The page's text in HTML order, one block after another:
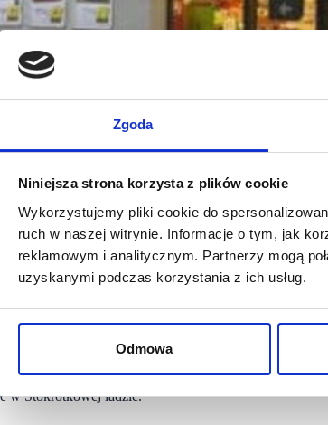
Zgoda
Niniejsza strona korzysta z plików cookie
Wykorzystujemy pliki cookie do
ruch w naszej witrynie. Informacje o tym, jak
reklamowym i analitycznym. Partnerzy mogą
uzyskanymi podczas korzystania z ich usług.
Odmowa
tradycyjnej lady z własnymi opakowaniami.
wprowadziła możliwość zapakowania
przynoszonych przez klientów. Jest to
zmniejszenia ilości wytwarzanych
ladą udostępniła klientom nowe
kupowanych produktów do własnego opakowania.
wystarczy, że powie o tym pracownikowi
opakowanie. Znaleźć mogą się w nim produkty
w Stokrotkowej ladzie.